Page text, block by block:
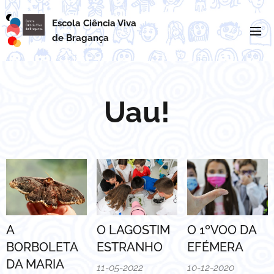
Escola Ciência Viva
deBragança
Uau!
A
BORBOLETA
DA MARIA
O LAGOSTIM
ESTRANHO
11-05-2022
O 1ºVOO DA
EFÉMERA
10-12-2020